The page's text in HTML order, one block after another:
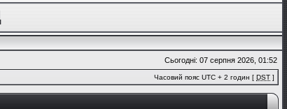
Сьогодні: 07 серпня 2026, 01:52
Часовий пояс UTC + 2 годин [ DST ]